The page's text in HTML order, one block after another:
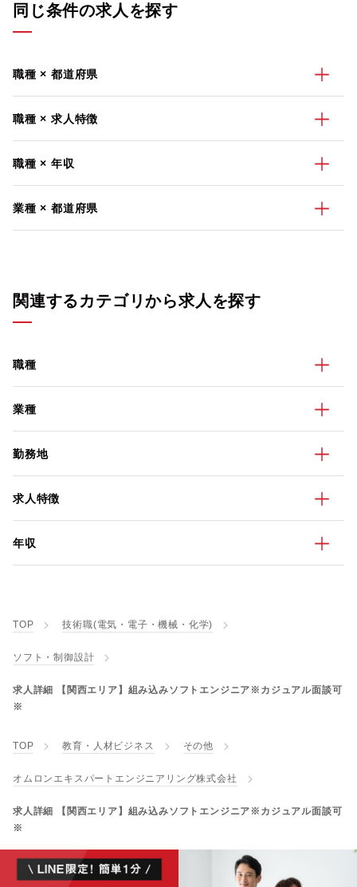
同じ条件の求人を探す
職種 × 都道府県
職種 × 求人特徴
職種 × 年収
業種 × 都道府県
関連するカテゴリから求人を探す
職種
業種
勤務地
求人特徴
年収
TOP 技術職(電気・電子・機械・化学)
ソフト・制御設計
求人詳細 【関西エリア】組み込みソフトエンジニア※カジュアル面談可
※
TOP 教育・人材ビジネス その他
オムロンエキスパートエンジニアリング株式会社
求人詳細 【関西エリア】組み込みソフトエンジニア※カジュアル面談可
※